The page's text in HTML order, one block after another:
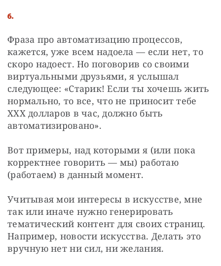
6.
Фраза про автоматизацию процессов,
кажется, уже всем надоела — если нет, то
скоро надоест. Но поговорив со своими
виртуальными друзьями, я услышал
следующее: «Старик! Если ты хочешь жить
нормально, то все, что не приносит тебе
XXX долларов в час, должно быть
автоматизировано».
Вот примеры, над которыми я (или пока
корректнее говорить — мы) работаю
(работаем) в данный момент.
Учитывая мои интересы в искусстве, мне
так или иначе нужно генерировать
тематический контент для своих страниц.
Например, новости искусства. Делать это
вручную нет ни сил, ни желания.